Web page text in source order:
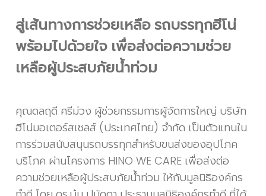
สู่เส้นทางการช่วยเหลือ รถบรรทุกฮีโน่
พร้อมไปด้วยใจ เพื่อส่งต่อความช่วย
เหลือผู้ประสบภัยน้ำท่วม
คุณดลฤดี ศรีม่วง ผู้ช่วยกรรมการผู้จัดการใหญ่ บริษัท
ฮีโน่มอเตอร์สเซลส์ (ประเทศไทย) จำกัด เป็นตัวแทนใน
การร่วมสนับสนุนรถบรรทุกสำหรับขนส่งของอุปโภค
บริโภค ผ่านโครงการ HINO WE CARE เพื่อส่งต่อ
ความช่วยเหลือผู้ประสบภัยน้ำท่วม ให้กับมูลนิธิองค์กร